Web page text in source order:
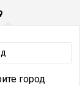
город